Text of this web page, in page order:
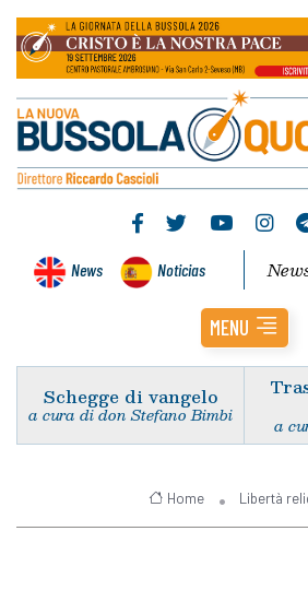
News Noticias
MENU
Schegge di vangelo
a cura di don Stefano Bimbi a
Home Libertà